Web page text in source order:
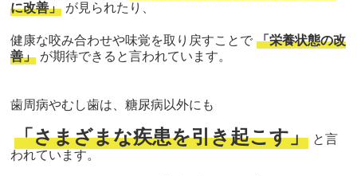
に改善」 が見られたり、
健康な咬み合わせや味覚を取り戻すことで 「栄養状態の改
善」 が期待できると言われています。
歯周病やむし歯は、糖尿病以外にも
「さまざまな疾患を引き起こす」 と言
われています。